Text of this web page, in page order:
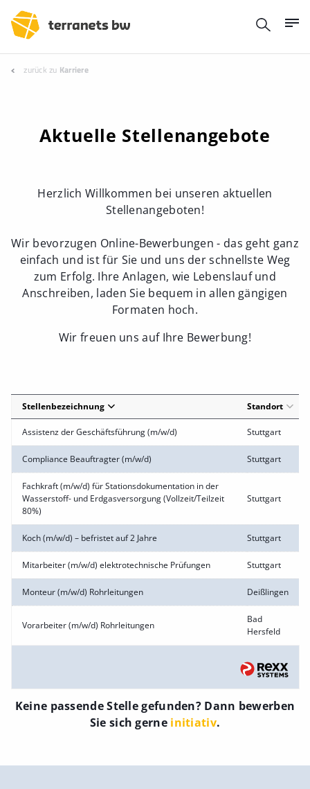
zurück zu Karriere
Aktuelle Stellenangebote
Herzlich Willkommen bei unseren aktuellen
Stellenangeboten!
Wir bevorzugen Online-Bewerbungen - das geht ganz
einfach und ist für Sie und uns der schnellste Weg
zum Erfolg. Ihre Anlagen, wie Lebenslauf und
Anschreiben, laden Sie bequem in allen gängigen
Formaten hoch.
Wir freuen uns auf Ihre Bewerbung!
Stellenbezeichnung Standort
Assistenz der Geschäftsführung (m/w/d) Stuttgart
Compliance Beauftragter (m/w/d) Stuttgart
Fachkraft (m/w/d) für Stationsdokumentation in der
Wasserstoff- und Erdgasversorgung (Vollzeit/Teilzeit
80%)
Stuttgart
Koch (m/w/d) – befristet auf 2 Jahre Stuttgart
Mitarbeiter (m/w/d) elektrotechnische Prüfungen Stuttgart
Monteur (m/w/d) Rohrleitungen Deißlingen
Vorarbeiter (m/w/d) Rohrleitungen
Bad
Hersfeld
Keine passende Stelle gefunden? Dann bewerben
Sie sich gerne initiativ.